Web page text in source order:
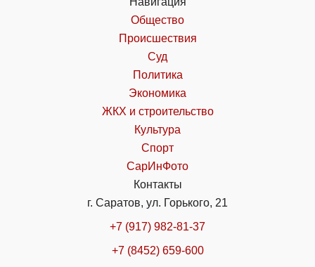
Общество
Происшествия
Суд
Политика
Экономика
ЖКХ и строительство
Культура
Спорт
СарИнФото
Контакты
г. Саратов, ул. Горького, 21
+7 (917) 982-81-37
+7 (8452) 659-600